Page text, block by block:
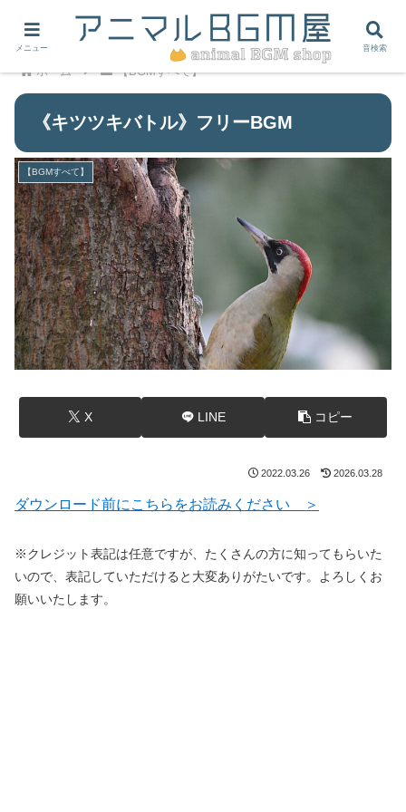
ホーム 【BGMすべて】
《キツツキバトル》フリーBGM
【BGMすべて】
X LINE コピー
2022.03.26 2026.03.28
ダウンロード前にこちらをお読みください ＞
※クレジット表記は任意ですが、たくさんの方に知ってもらいた
いので、表記していただけると大変ありがたいです。よろしくお
願いいたします。
メニュー 音検索